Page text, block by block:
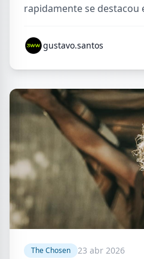
rapidamente se destacou
gustavo.santos
The Chosen 23 abr 2026